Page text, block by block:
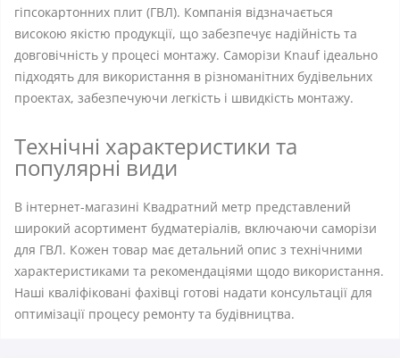
гіпсокартонних плит (ГВЛ). Компанія відзначається
високою якістю продукції, що забезпечує надійність та
довговічність у процесі монтажу. Саморізи Knauf ідеально
підходять для використання в різноманітних будівельних
проектах, забезпечуючи легкість і швидкість монтажу.
Технічні характеристики та
популярні види
В інтернет-магазині Квадратний метр представлений
широкий асортимент будматеріалів, включаючи саморізи
для ГВЛ. Кожен товар має детальний опис з технічними
характеристиками та рекомендаціями щодо використання.
Наші кваліфіковані фахівці готові надати консультації для
оптимізації процесу ремонту та будівництва.